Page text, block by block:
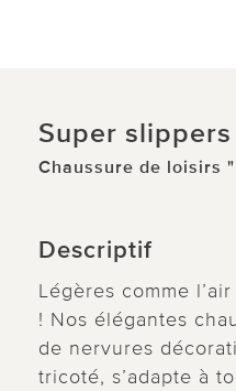
Super slippers
Chaussure de loisirs
Descriptif
Légères comme
! Nos élégantes
de nervures
tricoté, s’adapte à